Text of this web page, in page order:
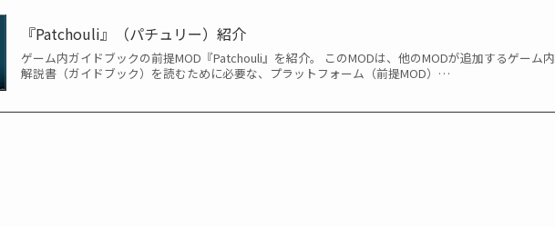
『Patchouli』（パチュリー）紹介
ゲーム内ガイドブックの前提MOD『Patchouli』を紹介。 このMODは、他のMODが追加するゲーム内
解説書（ガイドブック）を読むために必要な、プラットフォーム（前提MOD）…